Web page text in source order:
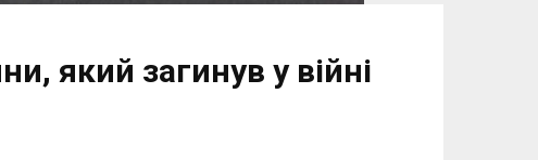
який загинув у війні